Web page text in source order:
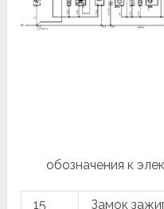
обозначения к
15 Замок